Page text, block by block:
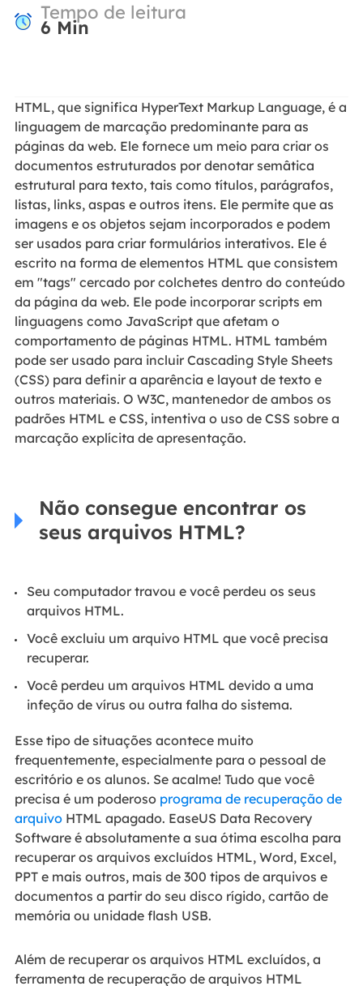
Tempo de leitura
6 Min
HTML, que significa HyperText Markup Language, é a
linguagem de marcação predominante para as
páginas da web. Ele fornece um meio para criar os
documentos estruturados por denotar semâtica
estrutural para texto, tais como títulos, parágrafos,
listas, links, aspas e outros itens. Ele permite que as
imagens e os objetos sejam incorporados e podem
ser usados para criar formulários interativos. Ele é
escrito na forma de elementos HTML que consistem
em "tags" cercado por colchetes dentro do conteúdo
da página da web. Ele pode incorporar scripts em
linguagens como JavaScript que afetam o
comportamento de páginas HTML. HTML também
pode ser usado para incluir Cascading Style Sheets
(CSS) para definir a aparência e layout de texto e
outros materiais. O W3C, mantenedor de ambos os
padrões HTML e CSS, intentiva o uso de CSS sobre a
marcação explícita de apresentação.
Não consegue encontrar os
seus arquivos HTML?
Seu computador travou e você perdeu os seus
arquivos HTML.
Você excluiu um arquivo HTML que você precisa
recuperar.
Você perdeu um arquivos HTML devido a uma
infeção de vírus ou outra falha do sistema.
Esse tipo de situações acontece muito
frequentemente, especialmente para o pessoal de
escritório e os alunos. Se acalme! Tudo que você
precisa é um poderoso programa de recuperação de
arquivoHTML apagado. EaseUS Data Recovery
Software é absolutamente a sua ótima escolha para
recuperar os arquivos excluídos HTML, Word, Excel,
PPT e mais outros, mais de 300 tipos de arquivos e
documentos a partir do seu disco rígido, cartão de
memória ou unidade flash USB.
Além de recuperar os arquivos HTML excluídos, a
ferramenta de recuperação de arquivos HTML